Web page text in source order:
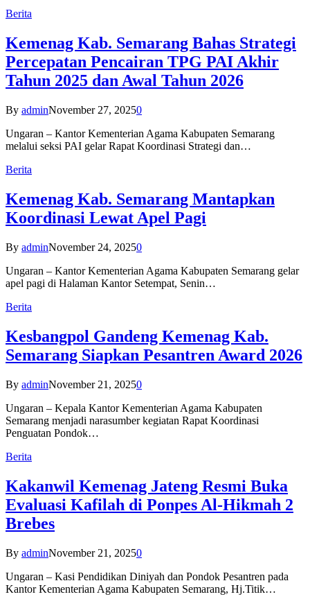
Berita
Kemenag Kab. Semarang Bahas Strategi
Percepatan Pencairan TPG PAI Akhir
Tahun 2025 dan Awal Tahun 2026
By adminNovember 27, 20250
Ungaran – Kantor Kementerian Agama Kabupaten Semarang
melalui seksi PAI gelar Rapat Koordinasi Strategi dan…
Berita
Kemenag Kab. Semarang Mantapkan
Koordinasi Lewat Apel Pagi
By adminNovember 24, 20250
Ungaran – Kantor Kementerian Agama Kabupaten Semarang gelar
apel pagi di Halaman Kantor Setempat, Senin…
Berita
Kesbangpol Gandeng Kemenag Kab.
Semarang Siapkan Pesantren Award 2026
By adminNovember 21, 20250
Ungaran – Kepala Kantor Kementerian Agama Kabupaten
Semarang menjadi narasumber kegiatan Rapat Koordinasi
Penguatan Pondok…
Berita
Kakanwil Kemenag Jateng Resmi Buka
Evaluasi Kafilah di Ponpes Al-Hikmah 2
Brebes
By adminNovember 21, 20250
Ungaran – Kasi Pendidikan Diniyah dan Pondok Pesantren pada
Kantor Kementerian Agama Kabupaten Semarang, Hj.Titik…